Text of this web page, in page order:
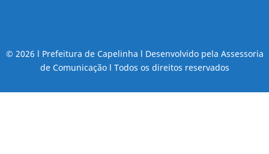
© 2026 l Prefeitura de Capelinha l Desenvolvido pela Assessoria
de Comunicação l Todos os direitos reservados